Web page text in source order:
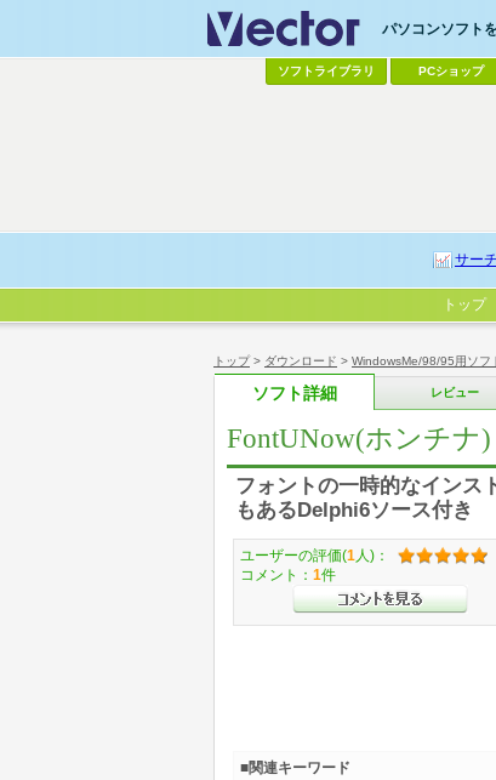
トップ> ダウンロード > WindowsMe/98/95用ソフ
ソフト詳細 レビュー
FontUNow(ホンチナ)
フォントの一時的なインス
もあるDelphi6ソース付き
ユーザーの評価(1 人)：
コメント： 1件
■関連キーワード
パソコンソフト
ソフトライブラリ PCショップ
サー
トップ